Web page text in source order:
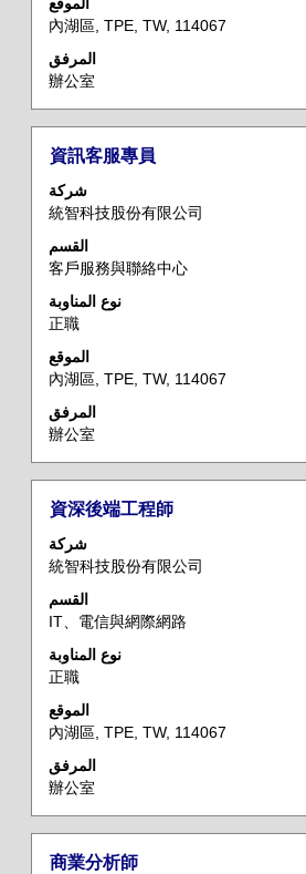
內湖區, TPE, TW, 114067
المرفق
辦公室
المسمى
資訊客服專員
شركة
統智科技股份有限公司
القسم
客戶服務與聯絡中心
نوع المناوبة
正職
الموقع
內湖區, TPE, TW, 114067
المرفق
辦公室
حدد
مفتاح
لعرض
محتويات
معلومات
الوظيفة
المسمى
資深後端工程師
شركة
統智科技股份有限公司
القسم
IT、電信與網際網路
نوع المناوبة
正職
الموقع
內湖區, TPE, TW, 114067
المرفق
辦公室
حدد
مفتاح
لعرض
محتويات
معلومات
الوظيفة
المسمى
商業分析師
حدد